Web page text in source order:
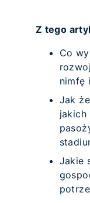
Z tego
Co
nimfę
Jak
jakich
Jakie